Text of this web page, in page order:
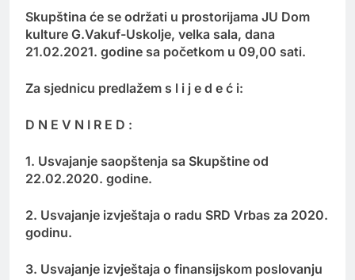
Skupština će se održati u prostorijama JU Dom
kulture G.Vakuf-Uskolje, velka sala, dana
21.02.2021. godine sa početkom u 09,00 sati.
Za sjednicu predlažem s l i j e d e ć i:
D N E V N I R E D :
1. Usvajanje saopštenja sa Skupštine od
22.02.2020. godine.
2. Usvajanje izvještaja o radu SRD Vrbas za 2020.
godinu.
3. Usvajanje izvještaja o finansijskom poslovanju